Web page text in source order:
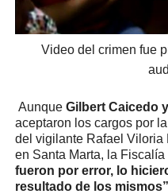
Video del crimen fue
AunqueGilbert Caicedo
aceptaron los cargos por
del vigilante Rafael Viloria
en Santa Marta, la
fueron por error, lo
resultado de los